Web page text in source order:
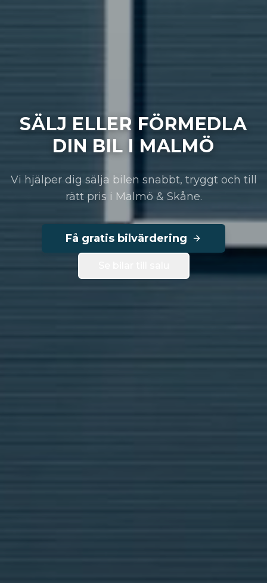
SÄLJ ELLER FÖRMEDLA
DIN BIL I MALMÖ
Vi hjälper dig sälja bilen snabbt, tryggt och till
rätt pris i Malmö & Skåne.
Få gratis bilvärdering